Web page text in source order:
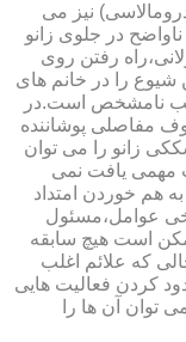
نیز می
در جلوی زانو
رفتن روی
شیوع را در خانم های
اغلب نامشخص است.در
مفاصلی پوشاننده
زانو را می توان
مهمی یافت نمی
هم خوردن امتداد
عوامل،مسئول
است هیچ سابقه
که علائم اغلب
کردن فعالیت هایی
توان آن ها را